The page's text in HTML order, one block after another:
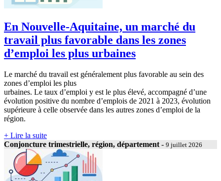
En Nouvelle-Aquitaine, un marché du
travail plus favorable dans les zones
d’emploi les plus urbaines
Le marché du travail est généralement plus favorable au sein des
zones d’emploi les plus
urbaines. Le taux d’emploi y est le plus élevé, accompagné d’une
évolution positive du nombre d’emplois de 2021 à 2023, évolution
supérieure à celle observée dans les autres zones d’emploi de la
région.
+ Lire la suite
Conjoncture trimestrielle, région, département - 9 juillet 2026